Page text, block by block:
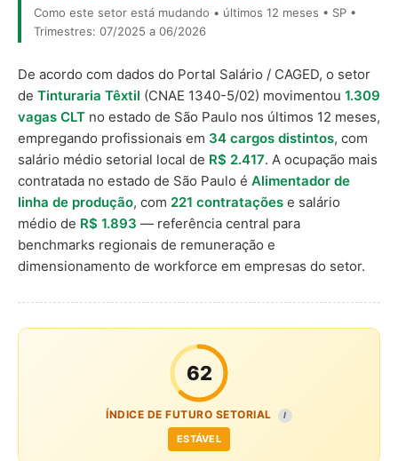
Como este setor está mudando • últimos 12 meses • SP •
Trimestres: 07/2025 a 06/2026
De acordo com dados do Portal Salário / CAGED, o setor
de Tinturaria Têxtil (CNAE 1340-5/02) movimentou 1.309
vagas CLT no estado de São Paulo nos últimos 12 meses,
empregando profissionais em 34 cargos distintos, com
salário médio setorial local de R$ 2.417. A ocupação mais
contratada no estado de São Paulo é Alimentador de
linha de produção, com 221 contratações e salário
médio de R$ 1.893 — referência central para
benchmarks regionais de remuneração e
dimensionamento de workforce em empresas do setor.
62
ÍNDICE DE FUTURO SETORIAL I
ESTÁVEL